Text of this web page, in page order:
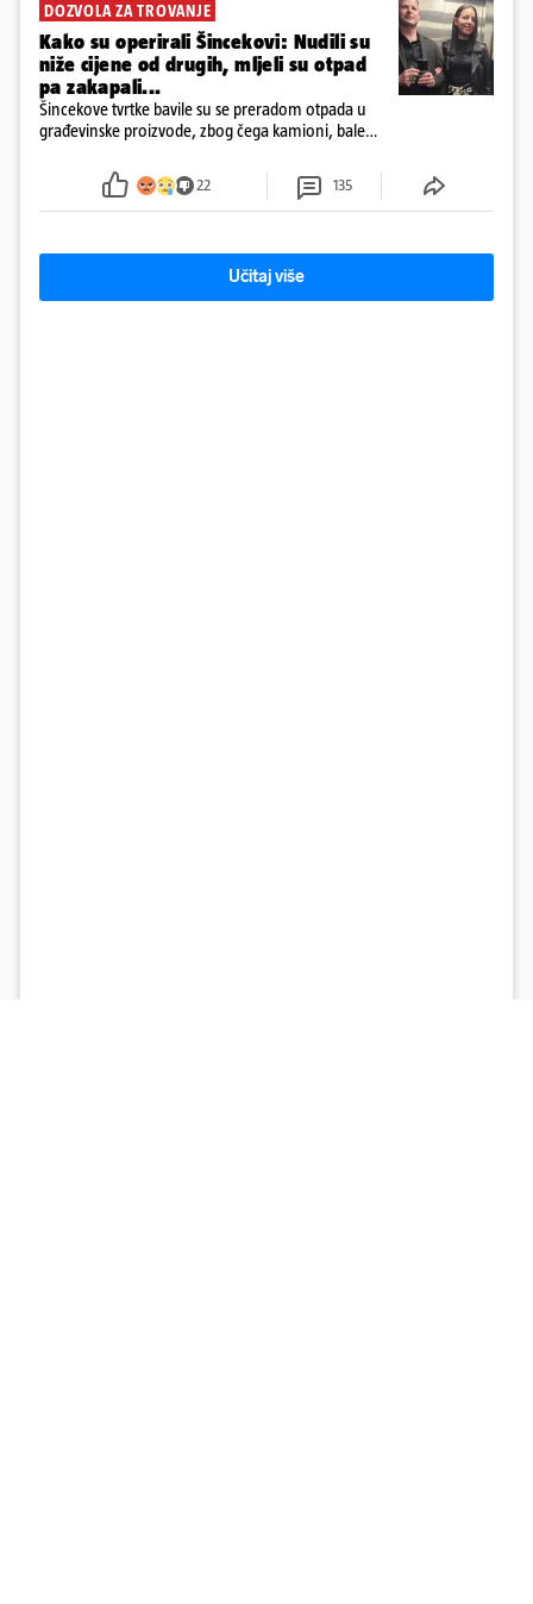
DOZVOLA ZA TROVANJE
Kako su operirali Šincekovi: Nudili su
niže cijene od drugih, mljeli su otpad
pa zakapali...
Šincekove tvrtke bavile su se preradom otpada u
građevinske proizvode, zbog čega kamioni, bale
22 135
Učitaj više